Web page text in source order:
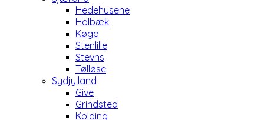
Hedehusene
Holbæk
Køge
Stenlille
Stevns
Tølløse
Sydjylland
Give
Grindsted
Kolding